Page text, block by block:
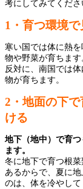
考にしてみてくださ
1・育つ環境
寒い国では体に熱
物や野菜が育ちます
反対に、南国では
物が育ちます。
2・地面の下
ける
地下（地中）で育
ます。
冬に地下で育つ根
あるからで、夏に
のは、体を冷やして